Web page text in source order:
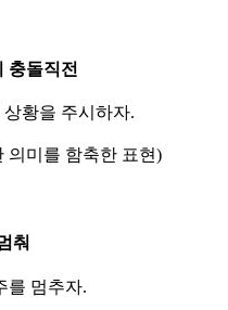
충돌직전
황을 주시하자.
의미를 함축한 표현)
춰
를 멈추자.